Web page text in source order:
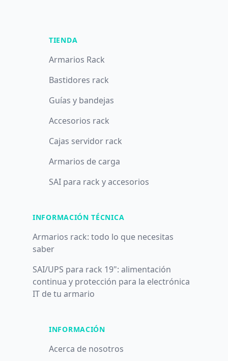
TIENDA
Armarios Rack
Bastidores rack
Guías y bandejas
Accesorios rack
Cajas servidor rack
Armarios de carga
SAI para rack y accesorios
INFORMACIÓN TÉCNICA
Armarios rack: todo lo que necesitas
saber
SAI/UPS para rack 19": alimentación
continua y protección para la electrónica
IT de tu armario
INFORMACIÓN
Acerca de nosotros